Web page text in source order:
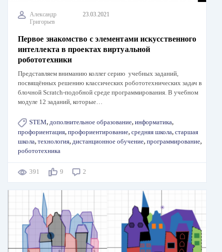
Александр
Григорьев
23.03.2021
Первое знакомство с элементами искусственного
интеллекта в проектах виртуальной
робототехники
Представляем вниманию коллег серию учебных заданий,
посвящённых решению классических робототехнических задач в
блочной Scratch-подобной среде программирования. В учебном
модуле 12 заданий, которые…
STEM, дополнительное образование, информатика,
профориентация, профориентирование, средняя школа, старшая
школа, технология, дистанционное обучение, программирование,
робототехника
391 9 2